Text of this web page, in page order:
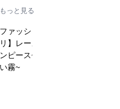
もっと見る